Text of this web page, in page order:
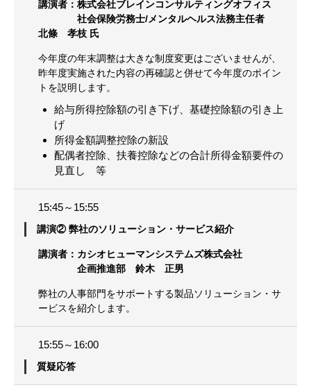
講演者：株式会社ブレインコンサルティングオフィス
社会保険労務士/メンタルヘルス法務主任者
北條 孝枝 氏
今年度の年末調整は大きな制度変更はございませんが、
昨年度実施された内容の再確認と併せて今年度のポイン
トを説明します。
給与所得控除額の引き下げ、基礎控除額の引き上
げ
所得金額調整控除の新設
配偶者控除、扶養控除などの合計所得金額要件の
見直し 等
15:45～15:55
講演② 弊社のソリューション・サービス紹介
講演者：カシオヒューマンシステムズ株式会社
企画推進部 鈴木 正男
弊社の人事部門をサポートする製品ソリューション・サ
ービスを紹介します。
15:55～16:00
質疑応答